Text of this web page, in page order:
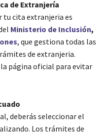
de Extranjería
tu cita extranjeria es
Ministerio de Inclusión,
, que gestiona todas las
de extranjeria.
página oficial para evitar
deberás seleccionar el
Los trámites de